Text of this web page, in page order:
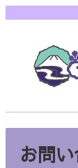
プ
お問